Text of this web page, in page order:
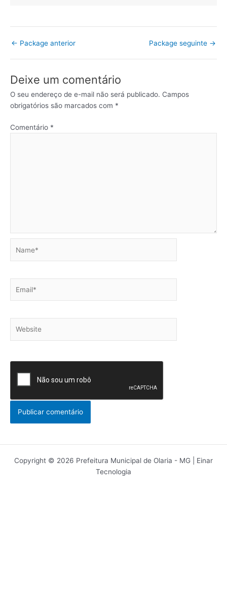
← Package anterior Package seguinte →
Deixe um comentário
O seu endereço de e-mail não será publicado. Campos
obrigatórios são marcados com *
Comentário *
Copyright © 2026 Prefeitura Municipal de Olaria - MG | Einar
Tecnologia